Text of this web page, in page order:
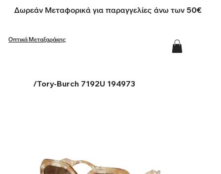
Δωρεάν Μεταφορικά για παραγγελίες άνω των 50€
Οπτικά Μεταξαράκης
/Tory-Burch 7192U 194973